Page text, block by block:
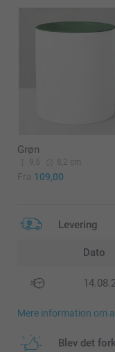
Grøn
9,5 8,2 cm
Fra 109,00
Levering
Dato
Mere information om
Blev det